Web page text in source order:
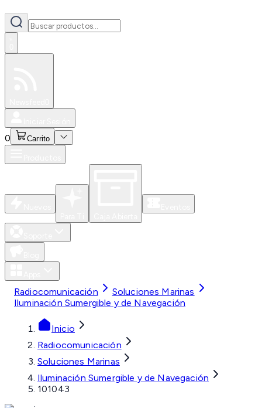
0 Carrito
Radiocomunicación
Soluciones Marinas
Iluminación Sumergible y de Navegación
Inicio
Radiocomunicación
Soluciones Marinas
Iluminación Sumergible y de Navegación
101043